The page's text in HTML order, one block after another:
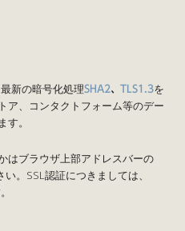
新の暗号化処理SHA2、TLS1.3を
ア、コンタクトフォーム等のデー
。
はブラウザ上部アドレスバーの
。SSL認証につきましては、